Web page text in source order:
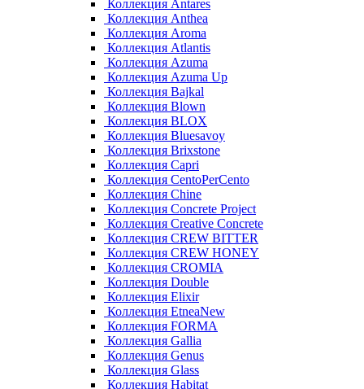
Коллекция Antares
Коллекция Anthea
Коллекция Aroma
Коллекция Atlantis
Коллекция Azuma
Коллекция Azuma Up
Коллекция Bajkal
Коллекция Blown
Коллекция BLOX
Коллекция Bluesavoy
Коллекция Brixstone
Коллекция Capri
Коллекция CentoPerCento
Коллекция Chine
Коллекция Concrete Project
Коллекция Creative Concrete
Коллекция CREW BITTER
Коллекция CREW HONEY
Коллекция CROMIA
Коллекция Double
Коллекция Elixir
Коллекция EtneaNew
Коллекция FORMA
Коллекция Gallia
Коллекция Genus
Коллекция Glass
Коллекция Habitat